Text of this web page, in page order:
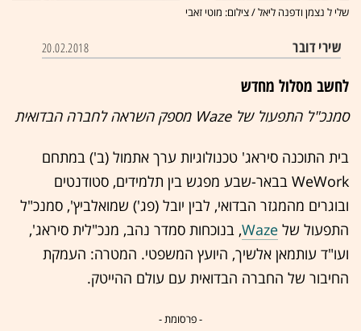
שלי ל נצמן ודפנה ליאל / צילום: מוטי זאבי
שירי דובר 20.02.2018
לחשב מסלול מחדש
סמנכ"ל התפעול של Waze מספק השראה לחברה הבדואית
בית התוכנה סיראג' טכנולוגיות ערך אתמול (ב') במתחם
WeWork בבאר-שבע מפגש בין תלמידים, סטודנטים
ובוגרים מהמגזר הבדואי, לבין יובל (פג') שמואלביץ', סמנכ"ל
התפעול של Waze, בנוכחות סמדר נהב, מנכ"לית סיראג',
ועו"ד עותמאן אלשיך, היועץ המשפטי. המטרה: העמקת
החיבור של החברה הבדואית עם עולם ההייטק.
- פרסומת -